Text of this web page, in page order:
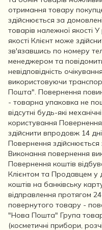
отримання товару
здійснюється за
товарів належної якості
якості Клієнт може
зв'язавшись по номеру
менеджером та
невідповідність
використовуючи
Пошта". Повернення
- товарна упаковка не
відсутні будь-які
користування
здійснити впродовж 14
Повернення
Виконання повернення
Повернення коштів
Клієнтом та Продавцем у
коштів на банківську
відправлення протягом
повернутого товару -
"Нова Пошта" Група
(косметичні прибори,